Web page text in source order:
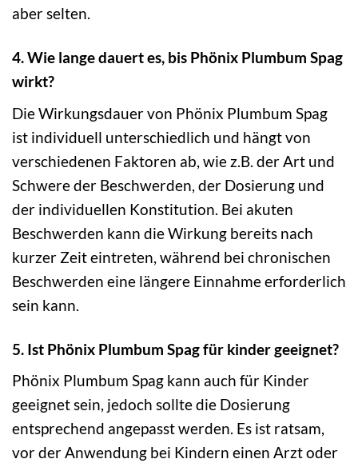
aber selten.
4. Wie lange dauert es, bis Phönix Plumbum Spag
wirkt?
Die Wirkungsdauer von Phönix Plumbum Spag
ist individuell unterschiedlich und hängt von
verschiedenen Faktoren ab, wie z.B. der Art und
Schwere der Beschwerden, der Dosierung und
der individuellen Konstitution. Bei akuten
Beschwerden kann die Wirkung bereits nach
kurzer Zeit eintreten, während bei chronischen
Beschwerden eine längere Einnahme erforderlich
sein kann.
5. Ist Phönix Plumbum Spag für kinder geeignet?
Phönix Plumbum Spag kann auch für Kinder
geeignet sein, jedoch sollte die Dosierung
entsprechend angepasst werden. Es ist ratsam,
vor der Anwendung bei Kindern einen Arzt oder